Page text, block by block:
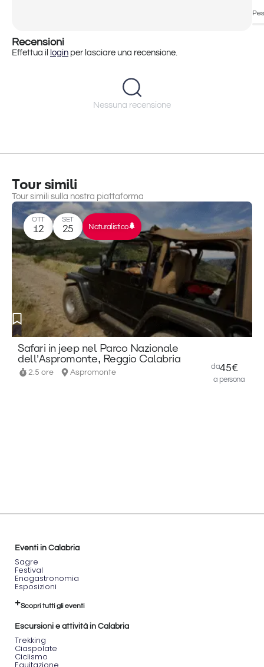
Recensioni
Effettua il login per lasciare una recensione.
Nessuna recensione
Tour simili
Tour simili sulla nostra piattaforma
Safari in jeep nel Parco Nazionale
dell’Aspromonte, Reggio Calabria
2.5 ore Aspromonte
da45€
a persona
OTT
12
SET
25 Naturalistico
Eventi in Calabria
Sagre
Festival
Enogastronomia
Esposizioni
Scopri tutti gli eventi
Escursioni e attività in Calabria
Trekking
Ciaspolate
Ciclismo